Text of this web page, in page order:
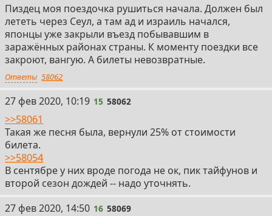
Пиздец моя поездочка рушиться начала. Должен был
лететь через Сеул, а там ад и израиль начался,
японцы уже закрыли въезд побывавшим в
заражённых районах страны. К моменту поездки все
закроют, вангую. А билеты невозвратные.
Ответы 58062
15
27 фев 2020, 10:19 15 58062
>>58061
Такая же песня была, вернули 25% от стоимости
билета.
>>58054
В сентябре у них вроде погода не ок, пик тайфунов и
второй сезон дождей -- надо уточнять.
16
27 фев 2020, 14:50 16 58069